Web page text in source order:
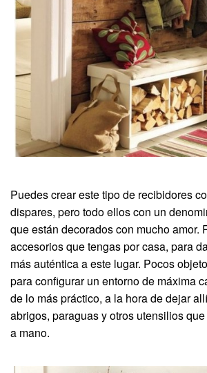
Puedes crear este tipo de recibidores
dispares, pero todo ellos con un
que están decorados con mucho amor.
accesorios que tengas por casa, para
más auténtica a este lugar. Pocos
para configurar un entorno de máxima
de lo más práctico, a la hora de dejar
abrigos, paraguas y otros utensilios
a mano.